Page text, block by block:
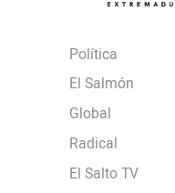
Política
El Salmón
Global
Radical
El Salto TV